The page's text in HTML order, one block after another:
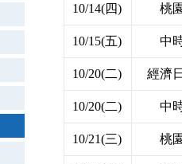
10/14(四) 桃
10/15(五) 中
10/20(二) 經濟
10/20(二) 中
10/21(三) 桃